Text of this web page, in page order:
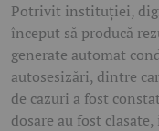
Potrivit instituției,
început să producă
generate automat
autosesizări, dintre
de cazuri a fost
dosare au fost